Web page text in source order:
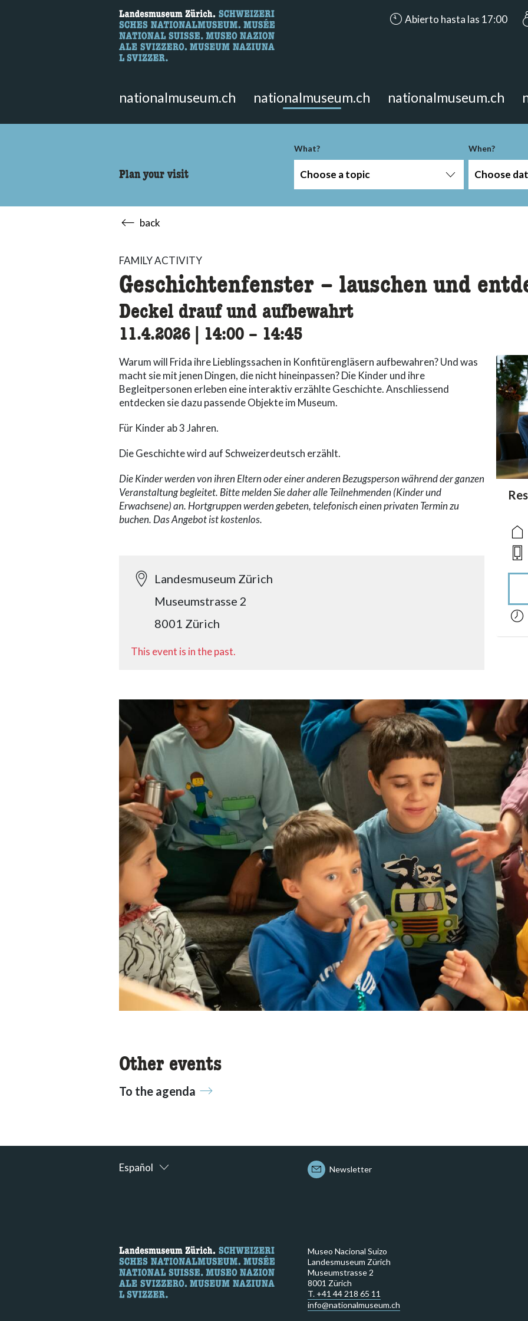
Here you can search for content on the page.
Abierto hasta las 17:00
nationalmuseum.ch nationalmuseum.ch nationalmuseum.ch
Plan your visit
What?
Choose a topic
When?
Choose
back
FAMILY ACTIVITY
Geschichtenfenster – lauschen und
Deckel drauf und aufbewahrt
11.4.2026 14:00 accessibility.time_to
– 14:45
Warum will Frida ihre Lieblingssachen in Konfitürengläsern aufbewahren? Und was
macht sie mit jenen Dingen, die nicht hineinpassen? Die Kinder und ihre
Begleitpersonen erleben eine interaktiv erzählte Geschichte. Anschliessend
entdecken sie dazu passende Objekte im Museum.
Für Kinder ab 3 Jahren.
Die Geschichte wird auf Schweizerdeutsch erzählt.
Die Kinder werden von ihren Eltern oder einer anderen Bezugsperson während der ganzen
Veranstaltung begleitet. Bitte melden Sie daher alle Teilnehmenden (Kinder und
Erwachsene) an. Hortgruppen werden gebeten, telefonisch einen privaten Termin zu
buchen. Das Angebot ist kostenlos.
Landesmuseum Zürich
Museumstrasse 2
8001 Zürich
This event is in the past.
Other events
To the agenda
Español Newsletter
Museo Nacional Suizo
Landesmuseum Zürich
Museumstrasse 2
8001 Zürich
T. +41 44 218 65 11
info@nationalmuseum.ch